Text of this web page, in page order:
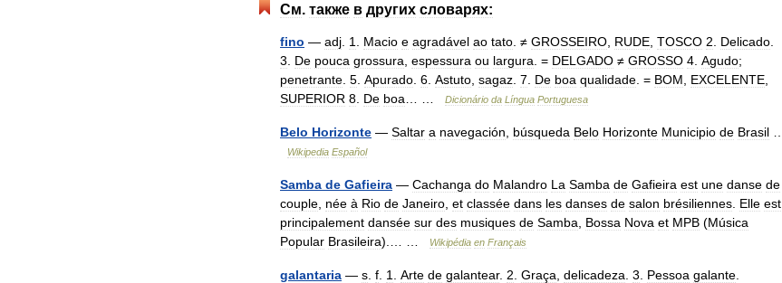
См. также в других словарях:
fino — adj 1 Macio e agradável ao tato . ≠ GROSSEIRO RUDE TOSCO 2 Delicado
3
De pouca grossura espessura ou largura . = DELGADO ≠ GROSSO 4 Agudo;
penetrante 5 Apurado 6 Astuto sagaz 7 De boa qualidade . = BOM EXCELENTE
SUPERIOR 8 De boa Dicionário da Língua Portuguesa
Belo Horizonte — Saltar a navegación búsqueda Belo Horizonte Municipio de Brasil
Wikipedia Español
Samba de Gafieira — Cachanga do Malandro La Samba de Gafieira est une danse de
couple née à Rio de Janeiro et classée dans les danses de salon brésiliennes Elle est
principalement dansée sur des musiques de Samba Bossa Nova et MPB (Música
Popular Brasileira).… … Wikipédia en Français
galantaria — s f 1 Arte de galantear. 2 Graça delicadeza 3 Pessoa galante